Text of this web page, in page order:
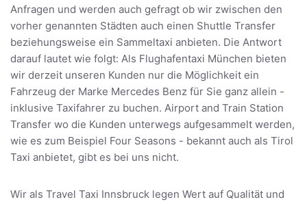
Anfragen und werden auch gefragt ob wir zwischen den
vorher genannten Städten auch einen Shuttle Transfer
beziehungsweise ein Sammeltaxi anbieten. Die Antwort
darauf lautet wie folgt: Als Flughafentaxi München bieten
wir derzeit unseren Kunden nur die Möglichkeit ein
Fahrzeug der Marke Mercedes Benz für Sie ganz allein -
inklusive Taxifahrer zu buchen. Airport and Train Station
Transfer wo die Kunden unterwegs aufgesammelt werden,
wie es zum Beispiel Four Seasons - bekannt auch als Tirol
Taxi anbietet, gibt es bei uns nicht.
Wir als Travel Taxi Innsbruck legen Wert auf Qualität und